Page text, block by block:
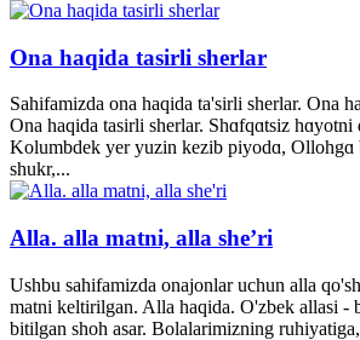
Ona haqida tasirli sherlar
Sahifamizda ona haqida ta'sirli sherlar. Ona
Ona haqida tasirli sherlar. Shɑfqɑtsiz
Kolumbdek yer yuzin kezib piyodɑ, Ollohgɑ
shukr,...
Alla. alla matni, alla she’ri
Ushbu sahifamizda onajonlar uchun alla
matni keltirilgan. Alla haqida. O'zbek allasi -
bitilgan shoh asar. Bolalarimizning